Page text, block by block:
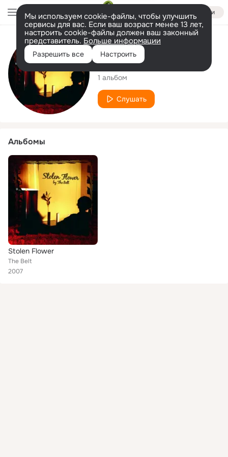
Войти
Мы используем cookie-файлы, чтобы улучшить
сервисы для вас. Если ваш возраст менее 13 лет,
настроить cookie-файлы должен ваш законный
представитель. Больше информации
Разрешить все Настроить
Исполнитель
The Belt
1 альбом
Слушать
Альбомы
Stolen Flower
The Belt
2007